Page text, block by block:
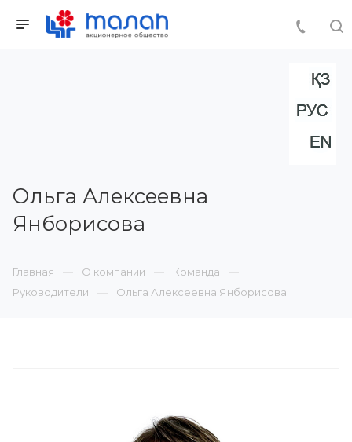
Ольга Алексеевна
Янборисова
Главная О компании
Команда
Руководители
Ольга Алексеевна Янборисова